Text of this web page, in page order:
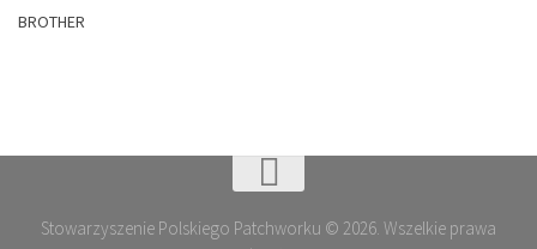
BROTHER
Stowarzyszenie Polskiego Patchworku © 2026. Wszelkie prawa